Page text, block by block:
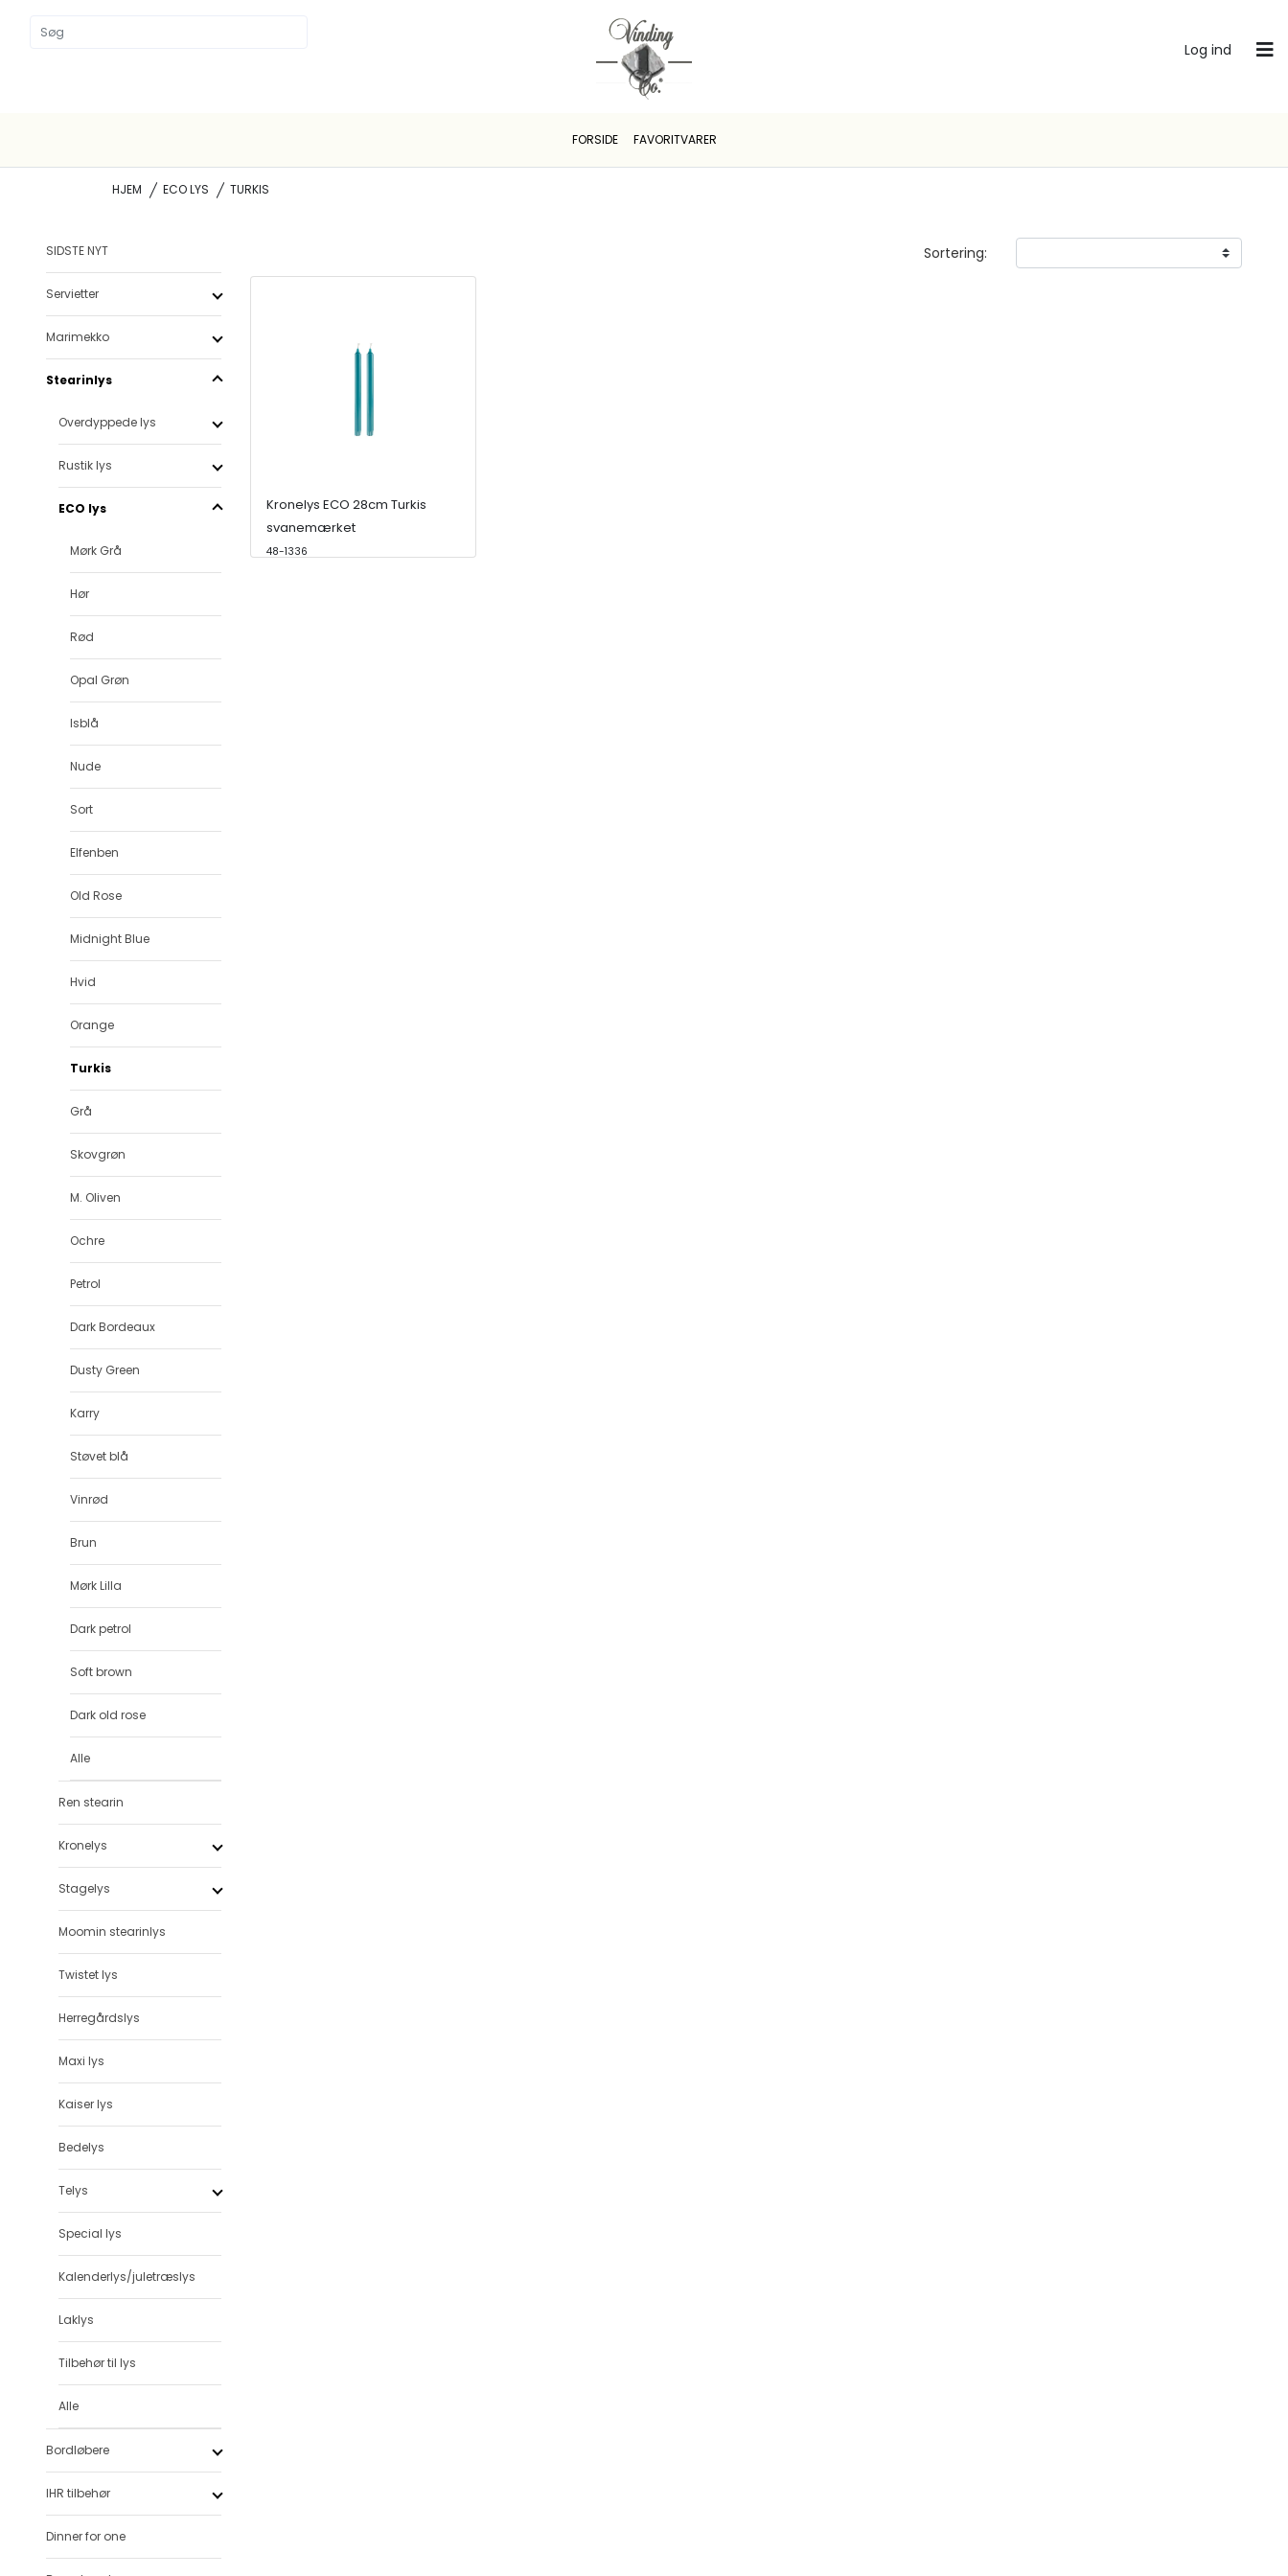
Log ind
FORSIDE FAVORITVARER
HJEM ECO LYS TURKIS
SIDSTE NYT
Servietter
Marimekko
Stearinlys
Overdyppede lys
Rustik lys
ECO lys
Mørk Grå
Hør
Rød
Opal Grøn
Isblå
Nude
Sort
Elfenben
Old Rose
Midnight Blue
Hvid
Orange
Turkis
Grå
Skovgrøn
M. Oliven
Ochre
Petrol
Dark Bordeaux
Dusty Green
Karry
Støvet blå
Vinrød
Brun
Mørk Lilla
Dark petrol
Soft brown
Dark old rose
Alle
Ren stearin
Kronelys
Stagelys
Moomin stearinlys
Twistet lys
Herregårdslys
Maxi lys
Kaiser lys
Bedelys
Telys
Special lys
Kalenderlys/juletræslys
Laklys
Tilbehør til lys
Alle
Bordløbere
IHR tilbehør
Dinner for one
Sortering:
Kronelys ECO 28cm Turkis
svanemærket
48-1336